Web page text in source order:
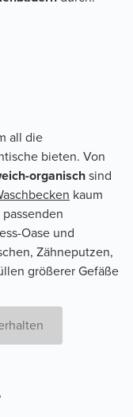
all die
bieten. Von
organischsind
kaum
Oase und
Zähneputzen,
größerer Gefäße